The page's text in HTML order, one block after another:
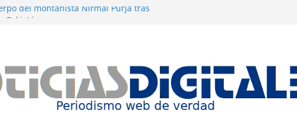
del montañista Nirmal Purja tras
Zuliano busca redimirse en su feudo
La consagración del talento venezolano en el